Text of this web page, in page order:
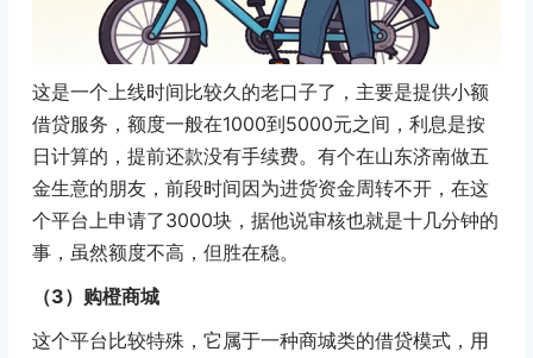
这是一个上线时间比较久的老口子了，主要是提供小额
借贷服务，额度一般在1000到5000元之间，利息是按
日计算的，提前还款没有手续费。有个在山东济南做五
金生意的朋友，前段时间因为进货资金周转不开，在这
个平台上申请了3000块，据他说审核也就是十几分钟的
事，虽然额度不高，但胜在稳。
（3）购橙商城
这个平台比较特殊，它属于一种商城类的借贷模式，用